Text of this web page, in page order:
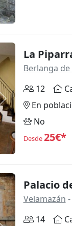
Siguiente
La
Berlanga
12
En
No
Desde25€*
Palacio
Velamazán
14